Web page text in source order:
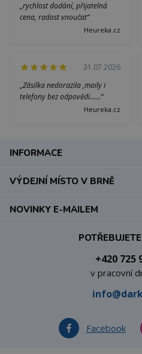
„rychlost dodání, přijatelná
cena, radost vnoučat“
Heureka.cz
31.07.2026
„Zásilka nedorazila ,maily i
telefony bez odpovědi......“
Heureka.cz
INFORMACE
VÝDEJNÍ MÍSTO V BRNĚ
+420 725
v pracovní
Facebook
NOVINKY E-MAILEM